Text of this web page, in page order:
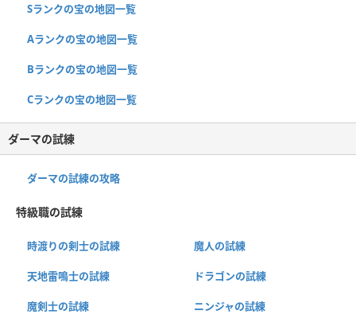
Sランクの宝の地図一覧
Aランクの宝の地図一覧
Bランクの宝の地図一覧
Cランクの宝の地図一覧
ダーマの試練
ダーマの試練の攻略
特級職の試練
時渡りの剣士の試練 魔人の試練
天地雷鳴士の試練 ドラゴンの試練
魔剣士の試練 ニンジャの試練